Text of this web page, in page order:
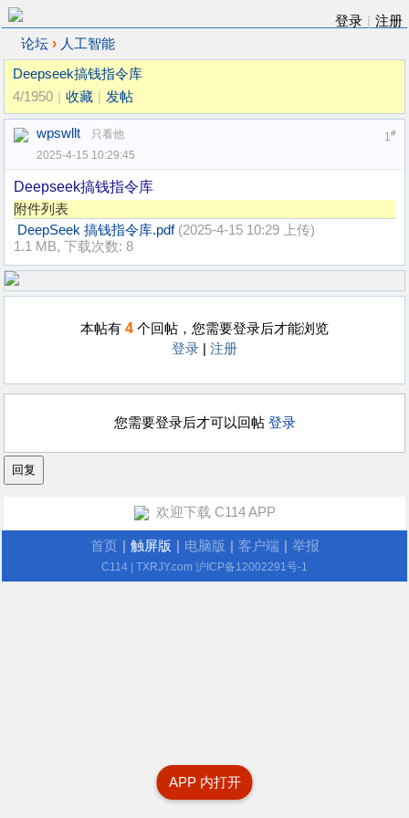
登录
注册
论坛 › 人工智能
Deepseek搞钱指令库
4/1950
收藏 发帖
1#
wpswllt
只看他
2025-4-15 10:29:45
Deepseek搞钱指令库
附件列表
DeepSeek 搞钱指令库.pdf (2025-4-15 10:29 上传)
1.1 MB, 下载次数: 8
本帖有 4 个回帖，您需要登录后才能浏览
登录
注册
您需要登录后才可以回帖 登录
APP 内打开
欢迎下载 C114 APP
首页 触屏版 电脑版 客户端 举报
C114 | TXRJY.com 沪ICP备12002291号-1